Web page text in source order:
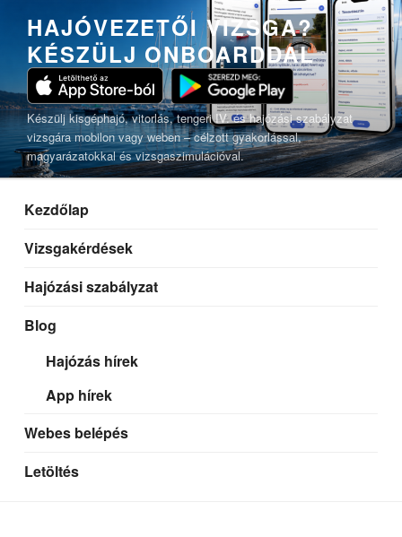
HAJÓVEZETŐI VIZSGA?
KÉSZÜLJ ONBOARDDAL
Készülj kisgéphajó, vitorlás, tengeri IV. és hajózási szabályzat
vizsgára mobilon vagy weben – célzott gyakorlással,
magyarázatokkal és vizsgaszimulációval.
Kezdőlap
Vizsgakérdések
Hajózási szabályzat
Blog
Hajózás hírek
App hírek
Webes belépés
Letöltés